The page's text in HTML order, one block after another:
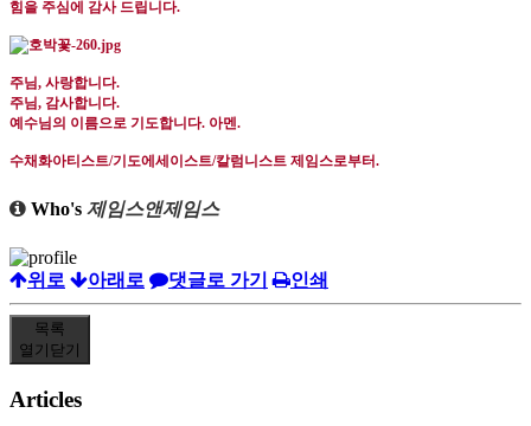
힘을 주심에 감사 드립니다.
주님, 사랑합니다.
주님, 감사합니다.
예수님의 이름으로 기도합니다. 아멘.
수채화아티스트/기도에세이스트/칼럼니스트 제임스로부터.
Who's 제임스앤제임스
위로 아래로 댓글로 가기 인쇄
목록
열기 닫기
Articles